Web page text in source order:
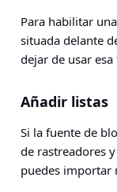
Para habilitar
situada delante
dejar de usar
Añadir listas
Si la fuente de
de rastreadores
puedes importar